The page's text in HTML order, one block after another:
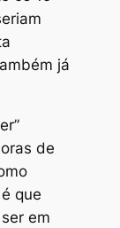
já
de
que
em